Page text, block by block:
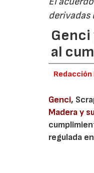
derivadas
Genci
al
Genci,
Madera y
regulada